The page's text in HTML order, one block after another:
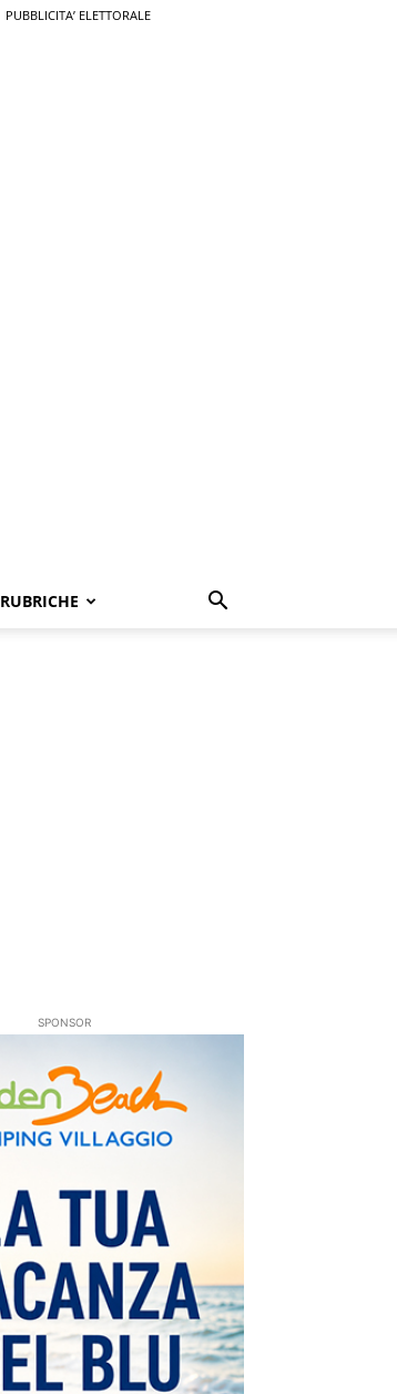
PUBBLICITA’ ELETTORALE
RUBRICHE
SPONSOR